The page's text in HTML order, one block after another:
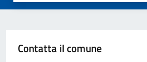
Contatta il comune